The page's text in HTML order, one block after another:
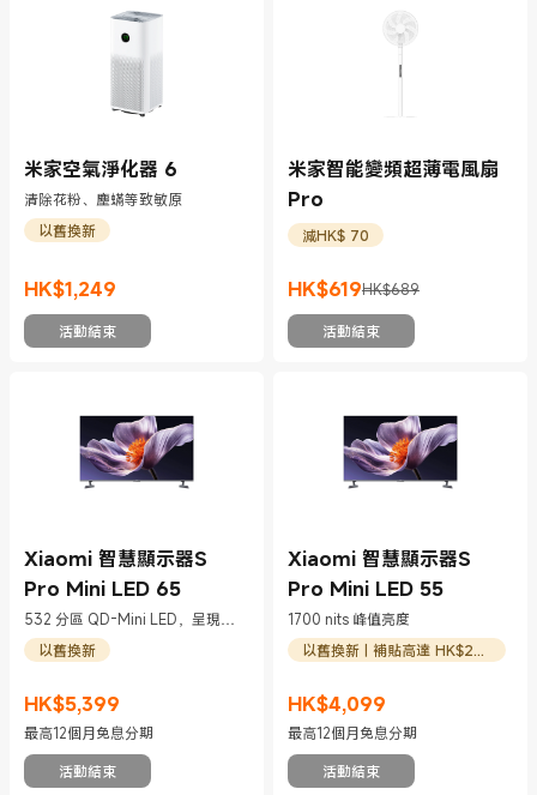
米家空氣淨化器 6
清除花粉、塵蟎等致敏原
以舊換新
HK$1,249
現價 HK$1249
活動結束
米家智能變頻超薄電風扇
Pro
減HK$ 70
HK$619
現價 HK$619HK$689
市場價格 HK$689
活動結束
Xiaomi 智慧顯示器S
Pro Mini LED 65
532 分區 QD-Mini LED，呈現深
邃對比與鮮明細節
以舊換新
HK$5,399
現價 HK$5399
最高12個月免息分期
活動結束
Xiaomi 智慧顯示器S
Pro Mini LED 55
1700 nits 峰值亮度
以舊換新 | 補貼高達 HK$200
HK$4,099
現價 HK$4099
最高12個月免息分期
活動結束